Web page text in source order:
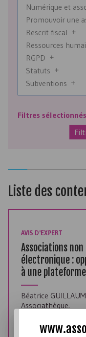
Numérique et
Promouvoir une
Rescrit fiscal
Ressources
RGPD
Statuts
Subventions
Filtres
Liste des
AVIS D'EXPERT
Associations
électronique :
à une
Béatrice
Associathèque.